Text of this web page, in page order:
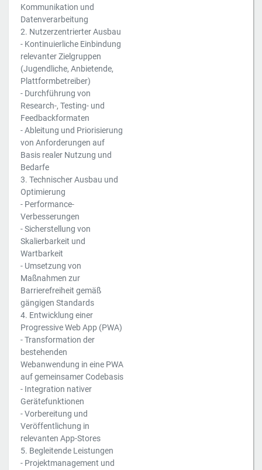
Kommunikation und
Datenverarbeitung
2. Nutzerzentrierter Ausbau
­- Kontinuierliche Einbindung
relevanter Zielgruppen
(Jugendliche, Anbietende,
Plattformbetreiber)
­- Durchführung von
Research-, Testing- und
Feedbackformaten
­- Ableitung und Priorisierung
von Anforderungen auf
Basis realer Nutzung und
Bedarfe
3. Technischer Ausbau und
Optimierung
­- Performance-
Verbesserungen
­- Sicherstellung von
Skalierbarkeit und
Wartbarkeit
­- Umsetzung von
Maßnahmen zur
Barrierefreiheit gemäß
gängigen Standards
4. Entwicklung einer
Progressive Web App (PWA)
­- Transformation der
bestehenden
Webanwendung in eine PWA
auf gemeinsamer Codebasis
­- Integration nativer
Gerätefunktionen
­- Vorbereitung und
Veröffentlichung in
relevanten App-Stores
5. Begleitende Leistungen
­- Projektmanagement und